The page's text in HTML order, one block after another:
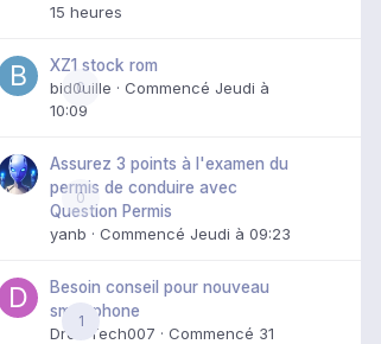
15 heures
0
XZ1 stock rom
bid0uille · Commencé Jeudi à
10:09
0
Assurez 3 points à l'examen du
permis de conduire avec
Question Permis
yanb · Commencé Jeudi à 09:23
1
Besoin conseil pour nouveau
smartphone
DroidTech007 · Commencé 31